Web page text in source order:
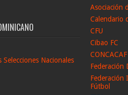
Nacionales
Asociación
Calendario
CFU
Cibao FC
CONCACAF
Federación
Federación
Fútbol